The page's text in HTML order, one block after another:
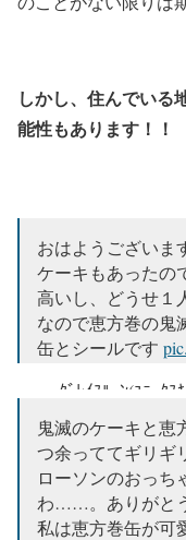
しかし、住んでいる
能性もあります！！
おはようございま
ケーキもあったの
高いし、どうせ１
なので恵方巻の鬼
缶とシールです
— ｸﾞﾚｲｽﾙｰﾝ(ﾕﾆｰｸ
(@kousuke75862685)
鬼滅のケーキと恵
つ余っててギリギ
ローソンのおっち
わ……。ありがと
私は恵方巻缶が可